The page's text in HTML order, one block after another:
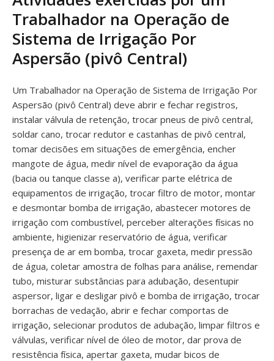
Trabalhador na Operação de
Sistema de Irrigação Por
Aspersão (pivô Central)
Um Trabalhador na Operação de Sistema de Irrigação Por
Aspersão (pivô Central) deve abrir e fechar registros,
instalar válvula de retenção, trocar pneus de pivô central,
soldar cano, trocar redutor e castanhas de pivô central,
tomar decisões em situações de emergência, encher
mangote de água, medir nível de evaporação da água
(bacia ou tanque classe a), verificar parte elétrica de
equipamentos de irrigação, trocar filtro de motor, montar
e desmontar bomba de irrigação, abastecer motores de
irrigação com combustível, perceber alterações físicas no
ambiente, higienizar reservatório de água, verificar
presença de ar em bomba, trocar gaxeta, medir pressão
de água, coletar amostra de folhas para análise, remendar
tubo, misturar substâncias para adubação, desentupir
aspersor, ligar e desligar pivô e bomba de irrigação, trocar
borrachas de vedação, abrir e fechar comportas de
irrigação, selecionar produtos de adubação, limpar filtros e
válvulas, verificar nível de óleo de motor, dar prova de
resistência física, apertar gaxeta, mudar bicos de